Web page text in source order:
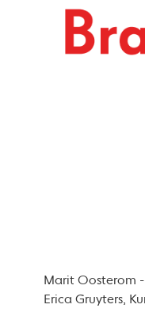
Marit Oosterom
Erica Gruyters,